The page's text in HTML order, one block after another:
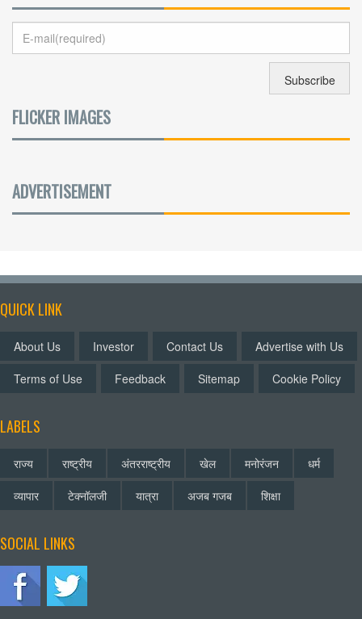
FLICKER IMAGES
ADVERTISEMENT
QUICK LINK
About Us Investor Contact Us
Advertise with Us
Terms of Use
Feedback Sitemap Cookie Policy
LABELS
राज्य राष्ट्रीय अंतरराष्ट्रीय खेल मनोरंजन
धर्म
व्यापार
टेक्नॉलजी यात्रा अजब गजब शिक्षा
SOCIAL LINKS